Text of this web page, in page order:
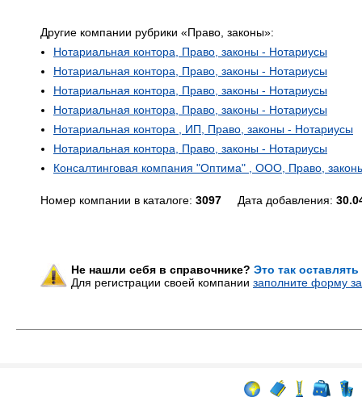
Другие компании рубрики «Право, законы»:
Нотариальная контора, Право, законы - Нотариусы
Нотариальная контора, Право, законы - Нотариусы
Нотариальная контора, Право, законы - Нотариусы
Нотариальная контора, Право, законы - Нотариусы
Нотариальная контора , ИП, Право, законы - Нотариусы
Нотариальная контора, Право, законы - Нотариусы
Консалтинговая компания "Оптима" , ООО, Право,
Номер компании в каталоге: 3097 Дата добавления:
Не нашли себя в справочнике? Это так
Для регистрации своей компании заполните форму